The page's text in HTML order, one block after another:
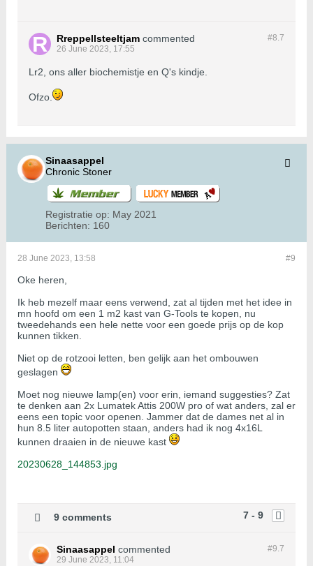
#8.7
Rreppellsteeltjam commented
26 June 2023, 17:55
Lr2, ons aller biochemistje en Q's kindje.
Ofzo.
Sinaasappel
Chronic Stoner
Registratie op: May 2021
Berichten: 160
#9
28 June 2023, 13:58
Oke heren,
Ik heb mezelf maar eens verwend, zat al tijden met het idee in
mn hoofd om een 1 m2 kast van G-Tools te kopen, nu
tweedehands een hele nette voor een goede prijs op de kop
kunnen tikken.
Niet op de rotzooi letten, ben gelijk aan het ombouwen
geslagen
Moet nog nieuwe lamp(en) voor erin, iemand suggesties? Zat
te denken aan 2x Lumatek Attis 200W pro of wat anders, zal er
eens een topic voor openen. Jammer dat de dames net al in
hun 8.5 liter autopotten staan, anders had ik nog 4x16L
kunnen draaien in de nieuwe kast
20230628_144853.jpg
7 - 9
9 comments
#9.7
Sinaasappel commented
29 June 2023, 11:04